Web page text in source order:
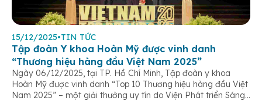
15/12/2025•TIN TỨC
Tập đoàn Y khoa Hoàn Mỹ được vinh danh
“Thương hiệu hàng đầu Việt Nam 2025”
Ngày 06/12/2025, tại TP. Hồ Chí Minh, Tập đoàn y khoa
Hoàn Mỹ được vinh danh “Top 10 Thương hiệu hàng đầu Việt
Nam 2025” – một giải thưởng uy tín do Viện Phát triển Sáng